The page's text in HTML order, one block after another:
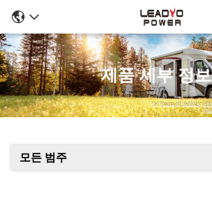
제품 세부 정보
모든 범주